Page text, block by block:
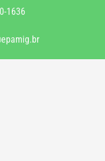
1636